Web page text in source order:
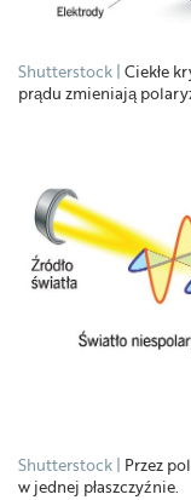
Shutterstock Ciekłe
prądu zmieniają
Shutterstock Przez
w jednej płaszczyźnie.